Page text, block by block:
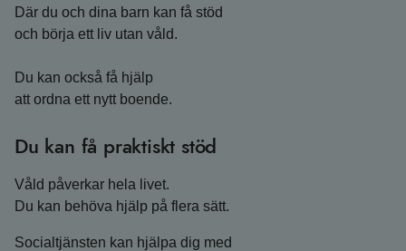
Där du och dina barn kan få stöd
och börja ett liv utan våld.
Du kan också få hjälp
att ordna ett nytt boende.
Du kan få praktiskt stöd
Våld påverkar hela livet.
Du kan behöva hjälp på flera sätt.
Socialtjänsten kan hjälpa dig med